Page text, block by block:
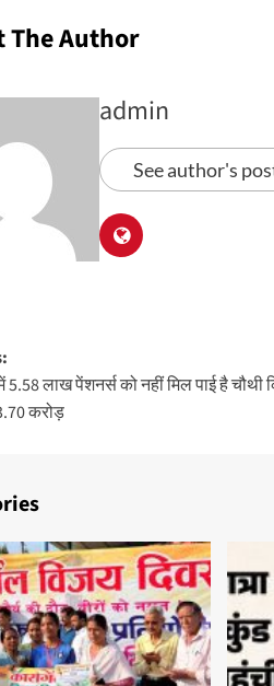
The Author
admin
See author's
5.58 लाख पेंशनर्स को नहीं मिल पाई है चौथी
करोड़